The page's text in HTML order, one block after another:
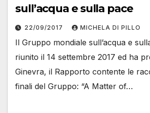
sull’acqua e sulla pace
22/09/2017 MICHELA DI PILLO
Il Gruppo mondiale sull’acqua e
riunito il 14 settembre 2017 ed ha
Ginevra, il Rapporto contente le
finali del Gruppo: “A Matter of…